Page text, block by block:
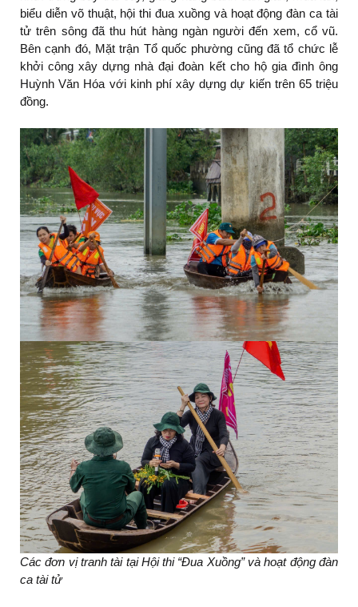
biểu diễn võ thuật, hội thi đua xuồng và hoạt động đàn ca tài
tử trên sông đã thu hút hàng ngàn người đến xem, cổ vũ.
Bên cạnh đó, Mặt trận Tổ quốc phường cũng đã tổ chức lễ
khởi công xây dựng nhà đại đoàn kết cho hộ gia đình ông
Huỳnh Văn Hóa với kinh phí xây dựng dự kiến trên 65 triệu
đồng.
Các đơn vị tranh tài tại Hội thi “Đua Xuồng” và hoạt động đàn
ca tài tử